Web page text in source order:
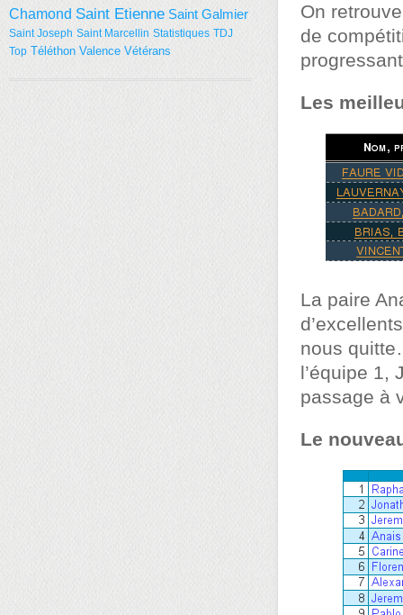
On
de
Les
La paire
nous
l’équipe 1,
passage à
Le
Chamond Saint Etienne Saint Galmier
Saint Joseph Saint Marcellin Statistiques TDJ
Top Téléthon Valence Vétérans